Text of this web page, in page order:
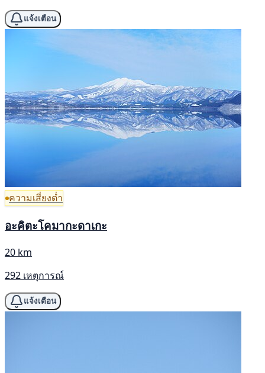
แจ้งเตือน
ความเสี่ยงต่ำ
อะคิตะโคมากะดาเกะ
20 km
292 เหตุการณ์
แจ้งเตือน